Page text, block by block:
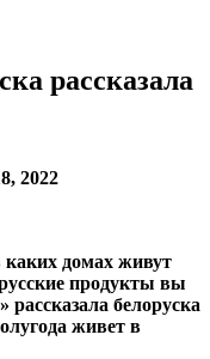
рассказала
2022
каких домах живут
продукты вы
белоруска
живет в